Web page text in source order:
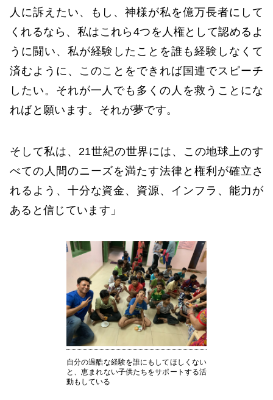
人に訴えたい、もし、神様が私を億万長者にして
くれるなら、私はこれら4つを人権として認めるよ
うに闘い、私が経験したことを誰も経験しなくて
済むように、このことをできれば国連でスピーチ
したい。それが一人でも多くの人を救うことにな
ればと願います。それが夢です。
そして私は、21世紀の世界には、この地球上のす
べての人間のニーズを満たす法律と権利が確立さ
れるよう、十分な資金、資源、インフラ、能力が
あると信じています」
自分の過酷な経験を誰にもしてほしくない
と、恵まれない子供たちをサポートする活
動もしている